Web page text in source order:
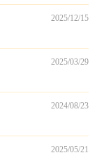
2025/12/15
2025/03/29
2024/08/23
2025/05/21